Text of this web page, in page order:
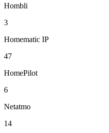
Hombli
3
Homematic IP
47
HomePilot
6
Netatmo
14